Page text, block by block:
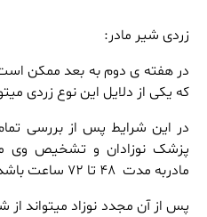
زردی شیر مادر:
در هفته ی دوم به بعد ممکن است
که یکی از دلایل این نوع زردی
در این شرایط پس از بررسی
پزشک نوزادان و تشخیص وی
مادربه مدت 48 تا 72 ساعت باشد.
پس از آن مجدد نوزاد میتواند از